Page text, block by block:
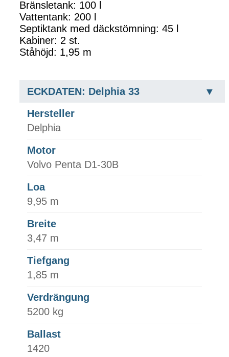
Bränsletank: 100 l
Vattentank: 200 l
Septiktank med däckstömning: 45 l
Kabiner: 2 st.
Ståhöjd: 1,95 m
ECKDATEN: Delphia 33
Hersteller
Delphia
Motor
Volvo Penta D1-30B
Loa
9,95 m
Breite
3,47 m
Tiefgang
1,85 m
Verdrängung
5200 kg
Ballast
1420